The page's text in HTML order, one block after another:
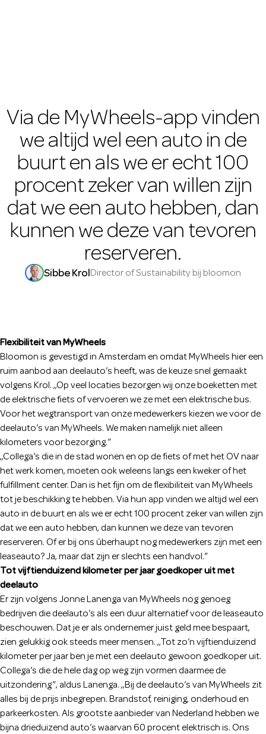
Via de MyWheels-app vinden
we altijd wel een auto in de
buurt en als we er echt 100
procent zeker van willen zijn
dat we een auto hebben, dan
kunnen we deze van tevoren
reserveren.
Sibbe KrolDirector of Sustainability bij bloomon
Flexibiliteit van MyWheels
Bloomon is gevestigd in Amsterdam en omdat MyWheels hier een
ruim aanbod aan deelauto’s heeft, was de keuze snel gemaakt
volgens Krol. ,,Op veel locaties bezorgen wij onze boeketten met
de elektrische fiets of vervoeren we ze met een elektrische bus.
Voor het wegtransport van onze medewerkers kiezen we voor de
deelauto’s van MyWheels. We maken namelijk niet alleen
kilometers voor bezorging.”
,,Collega’s die in de stad wonen en op de fiets of met het OV naar
het werk komen, moeten ook weleens langs een kweker of het
fulfillment center. Dan is het fijn om de flexibiliteit van MyWheels
tot je beschikking te hebben. Via hun app vinden we altijd wel een
auto in de buurt en als we er echt 100 procent zeker van willen zijn
dat we een auto hebben, dan kunnen we deze van tevoren
reserveren. Of er bij ons überhaupt nog medewerkers zijn met een
leaseauto? Ja, maar dat zijn er slechts een handvol.”
Tot vijftienduizend kilometer per jaar goedkoper uit met
deelauto
Er zijn volgens Jonne Lanenga van MyWheels nog genoeg
bedrijven die deelauto’s als een duur alternatief voor de leaseauto
beschouwen. Dat je er als ondernemer juist geld mee bespaart,
zien gelukkig ook steeds meer mensen. ,,Tot zo’n vijftienduizend
kilometer per jaar ben je met een deelauto gewoon goedkoper uit.
Collega’s die de hele dag op weg zijn vormen daarmee de
uitzondering”, aldus Lanenga. ,,Bij de deelauto’s van MyWheels zit
alles bij de prijs inbegrepen. Brandstof, reiniging, onderhoud en
parkeerkosten. Als grootste aanbieder van Nederland hebben we
bijna drieduizend auto’s waarvan 60 procent elektrisch is. Ons